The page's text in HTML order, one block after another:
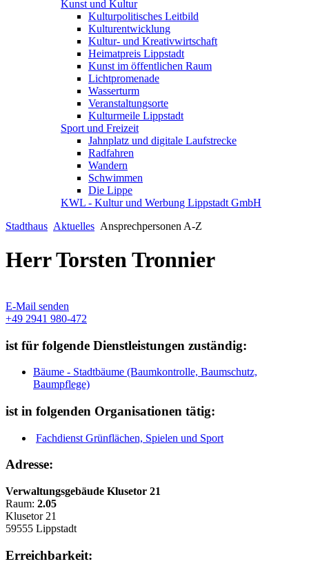
Kunst und Kultur
Kulturpolitisches Leitbild
Kulturentwicklung
Kultur- und Kreativwirtschaft
Heimatpreis Lippstadt
Kunst im öffentlichen Raum
Lichtpromenade
Wasserturm
Veranstaltungsorte
Kulturmeile Lippstadt
Sport und Freizeit
Jahnplatz und digitale Laufstrecke
Radfahren
Wandern
Schwimmen
Die Lippe
KWL - Kultur und Werbung Lippstadt GmbH
Stadthaus Aktuelles Ansprechpersonen A-Z
Herr Torsten Tronnier
E-Mail senden
+49 2941 980-472
ist für folgende Dienstleistungen zuständig:
Bäume - Stadtbäume (Baumkontrolle, Baumschutz,
Baumpflege)
ist in folgenden Organisationen tätig:
Fachdienst Grünflächen, Spielen und Sport
Adresse:
Verwaltungsgebäude Klusetor 21
Raum: 2.05
Klusetor 21
59555 Lippstadt
Erreichbarkeit: